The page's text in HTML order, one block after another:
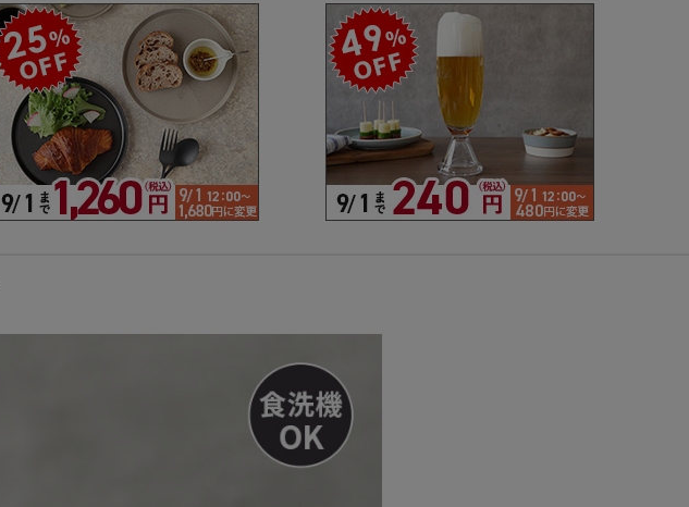
- 角
- 仕切り
- 楕円
- 変形
- オリジナル食器